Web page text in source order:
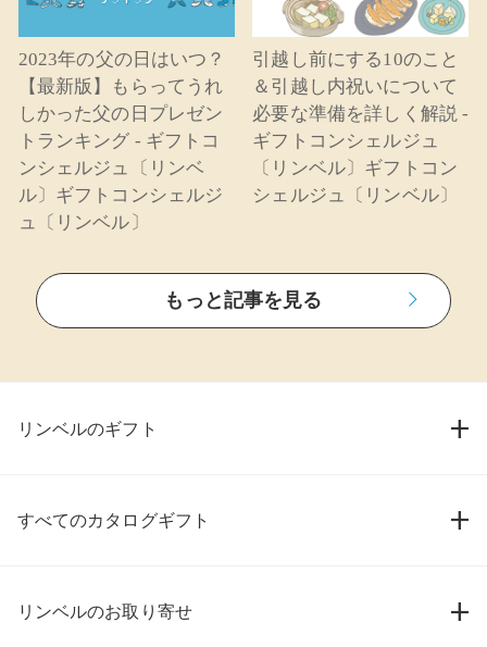
2023年の父の日はいつ？
【最新版】もらってうれ
しかった父の日プレゼン
トランキング - ギフトコ
ンシェルジュ〔リンベ
ル〕ギフトコンシェルジ
ュ〔リンベル〕
引越し前にする10のこと
＆引越し内祝いについて
必要な準備を詳しく解説 -
ギフトコンシェルジュ
〔リンベル〕ギフトコン
シェルジュ〔リンベル〕
もっと記事を見る
リンベルのギフト
すべてのカタログギフト
リンベルのお取り寄せ